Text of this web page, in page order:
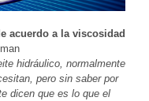
acuerdo a la viscosidad
hidráulico, normalmente
pero sin saber por
dicen que es lo que el